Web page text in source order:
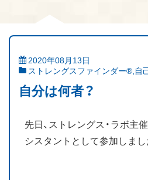
クリフトンストレングス®（ストレング
ストレングスコーチング／セミナー
研修・人材育成／組織開発支援
コーチ紹介
2020年08月13日
ストレングスファインダー®,自
自分は何者？
先日、ストレングス・ラボ
シスタントとして参加しまし